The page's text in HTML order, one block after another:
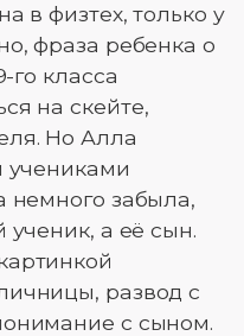
в физтех, только у
фраза ребенка о
го класса
на скейте,
Но Алла
учениками
немного забыла,
а её сын.
развод с
с сыном.